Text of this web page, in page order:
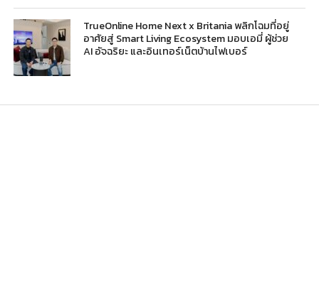
TrueOnline Home Next x Britania พลิกโฉมที่อยู่
อาศัยสู่ Smart Living Ecosystem มอบเอมี่ ผู้ช่วย
AI อัจฉริยะ และอินเทอร์เน็ตบ้านไฟเบอร์